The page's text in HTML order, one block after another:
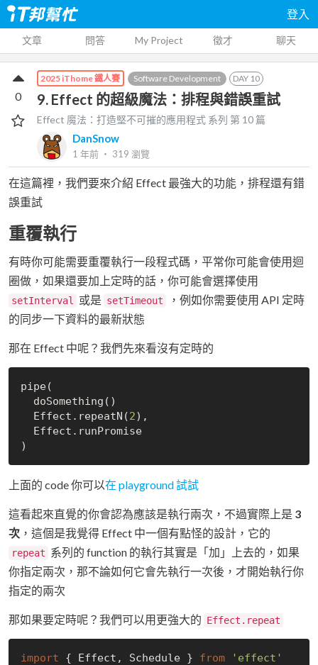
登入
文章 問答 My Project 徵才 聊天
2025 iThome 鐵人賽 Software Development DAY 10
9. Effect 的超級魔法：排程與錯誤重試
Effect 魔法：打造堅不可摧的應用程式 系列 第 10 篇
DanSnow
1 年前 ‧ 319 瀏覽
0
在這篇裡，我們要來介紹 Effect 最強大的功能，排程還有錯
誤重試
重覆執行
有時你可能需要重覆執行一段程式碼，平常你可能會使用迴
圈做，如果還要加上定時的話，你可能會選擇使用
setInterval 或是 setTimeout
，例如你需要使用 API 定時
的同步一下資料的最新狀態
那在 Effect 中呢？我們先來看沒有定時的
pipe(
  Effect.repeatN(
2),
上面的 code 你可以在 playground 試試
這看起來直覺的你會認為應該是執行兩次，不過實際上是 3
次 ，這個是我覺得 Effect 中一個有點怪的設計，它的
repeat 系列的 function 的執行其實是「加」上去的，如果
你指定兩次，那不論如何它會先執行一次後，才開始執行你
指定的兩次
那如果要定時呢？我們可以用更強大的 Effect.repeat
import { Effect, Schedule } from
'effect'